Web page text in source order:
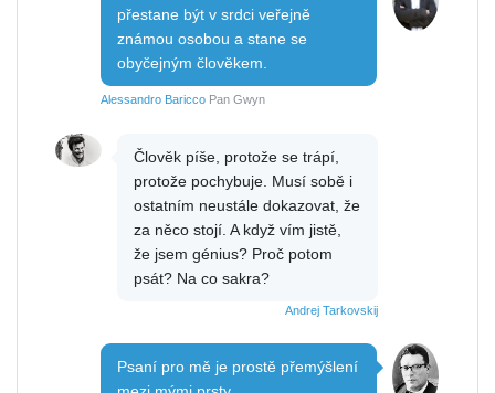
přestane být v srdci veřejně
známou osobou a stane se
obyčejným člověkem.
Alessandro Baricco Pan Gwyn
Člověk píše, protože se trápí,
protože pochybuje. Musí sobě i
ostatním neustále dokazovat, že
za něco stojí. A když vím jistě,
že jsem génius? Proč potom
psát? Na co sakra?
Andrej Tarkovskij
Psaní pro mě je prostě přemýšlení